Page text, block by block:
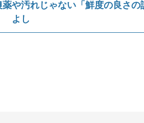
や汚れじゃない「鮮度の良さの
よし